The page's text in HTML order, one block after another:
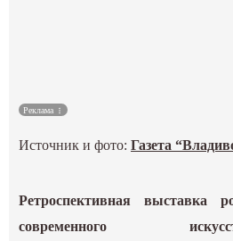
Реклама
Источник и фото:Газета
Ретроспективная выставка
современного